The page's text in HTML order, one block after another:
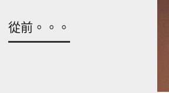
從前。。。